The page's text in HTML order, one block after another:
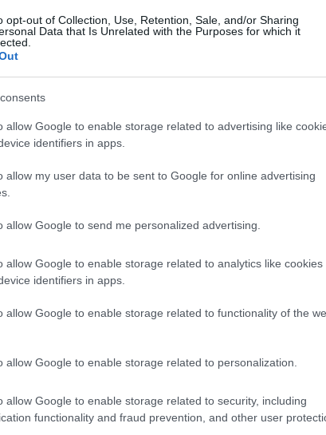
opt-out of Collection, Use, Retention, Sale, and/or Sharing
Data that Is Unrelated with the Purposes for which it
allow Google to enable storage related to advertising like
identifiers in apps.
allow my user data to be sent to Google for online advertising
allow Google to send me personalized advertising.
allow Google to enable storage related to analytics like cookies
identifiers in apps.
allow Google to enable storage related to functionality of the
allow Google to enable storage related to personalization.
allow Google to enable storage related to security, including
functionality and fraud prevention, and other user
ερώτημα: ποιος υπολογίζει αν οι υποδομές της
Το σχέδιο του νέου Ειδικού Χωροταξικού
όριο τουριστικών κλινών για την
υψηλής έως πολύ υψηλής τουριστικής
τουριστική ανάπτυξη πρέπει να αξιολογείται με
της φέρουσας ικανότητας θεωρούνται η
και αποχέτευσης, η διαχείριση
υποδομές, καθώς και η προστασία του φυσικού
ωστόσο, δεν υπολογίζει τη φέρουσα
Πολεοδομικά Σχέδια, στις Ειδικές
αδειοδοτήσεις για να
και ηλεκτρονικός. Δημοσιογραφεί από τις
1980. Έχει συνεργαστεί με σχεδόν όλες τις
Διετέλεσε πρόεδρος του Συνδέσμου Ημερησίων
τον οποίον υπηρέτησε και από τη θέση